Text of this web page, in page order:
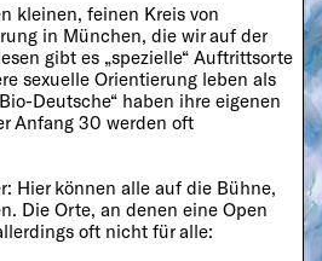
kleinen, feinen Kreis von
in München, die wir auf der
gibt es „spezielle“ Auftrittsorte
sexuelle Orientierung leben als
Deutsche“ haben ihre eigenen
Anfang 30 werden oft
Hier können alle auf die Bühne,
Die Orte, an denen eine Open
oft nicht für alle: